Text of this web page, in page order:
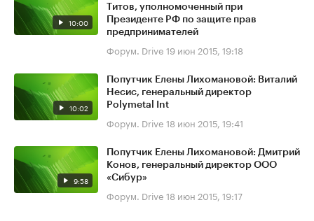
10:00
Титов, уполномоченный при
Президенте РФ по защите прав
предпринимателей
Форум. Drive 19 июн 2015, 19:18
10:02
Попутчик Елены Лихомановой: Виталий
Несис, генеральный директор
Polymetal Int
Форум. Drive 18 июн 2015, 19:41
9:58
Попутчик Елены Лихомановой: Дмитрий
Конов, генеральный директор ООО
«Сибур»
Форум. Drive 18 июн 2015, 19:17